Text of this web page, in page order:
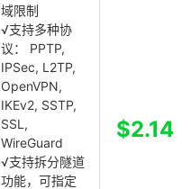
域限制
√支持多种协
议： PPTP,
IPSec, L2TP,
OpenVPN,
IKEv2, SSTP,
SSL,
WireGuard
√支持拆分隧道
功能，可指定
$2.14